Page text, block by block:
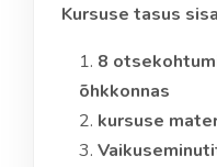
Kursuse tasus
8
õhkkonnas
kursuse